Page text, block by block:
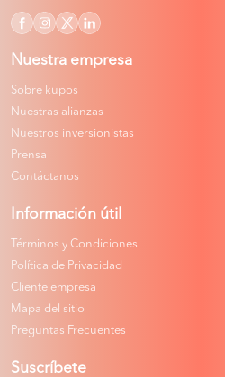
Nuestra empresa
Sobre kupos
Nuestras alianzas
Nuestros inversionistas
Prensa
Contáctanos
Información útil
Términos y Condiciones
Política de Privacidad
Cliente empresa
Mapa del sitio
Preguntas Frecuentes
Suscríbete